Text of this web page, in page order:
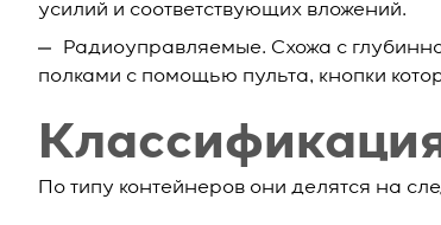
усилий и соответствующих вложений.
Радиоуправляемые. Схожа с
полками с помощью пульта, кнопки
По типу контейнеров они делятся на